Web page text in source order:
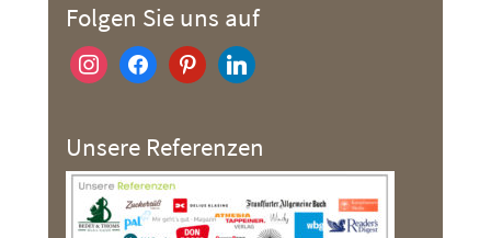
Folgen Sie uns auf
instagramfacebookpinterestlinkedin
Unsere Referenzen